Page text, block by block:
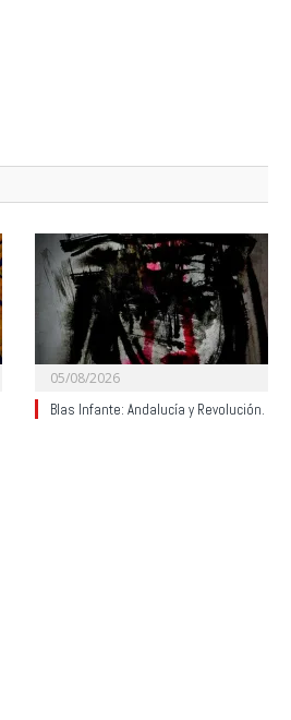
05/08/2026
Blas Infante: Andalucía y Revolución.